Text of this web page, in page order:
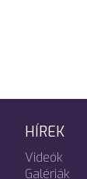
HÍREK
Videók
Galériák